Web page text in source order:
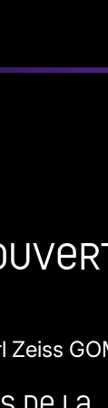
Zeiss